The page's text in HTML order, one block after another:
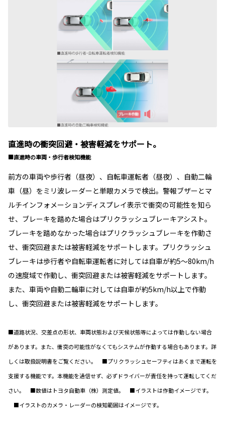
直進時の衝突回避・被害軽減をサポート。
■直進時の車両・歩行者検知機能
前方の車両や歩行者（昼夜）、自転車運転者（昼夜）、自動二輪
車（昼）をミリ波レーダーと単眼カメラで検出。警報ブザーとマ
ルチインフォメーションディスプレイ表示で衝突の可能性を知ら
せ、ブレーキを踏めた場合はプリクラッシュブレーキアシスト。
ブレーキを踏めなかった場合はプリクラッシュブレーキを作動さ
せ、衝突回避または被害軽減をサポートします。プリクラッシュ
ブレーキは歩行者や自転車運転者に対しては自車が約5〜80km/h
の速度域で作動し、衝突回避または被害軽減をサポートします。
また、車両や自動二輪車に対しては自車が約5km/h以上で作動
し、衝突回避または被害軽減をサポートします。
■道路状況、交差点の形状、車両状態および天候状態等によっては作動しない場合
があります。また、衝突の可能性がなくてもシステムが作動する場合もあります。詳
しくは取扱説明書をご覧ください。 ■プリクラッシュセーフティはあくまで運転を
支援する機能です。本機能を過信せず、必ずドライバーが責任を持って運転してくだ
さい。 ■数値はトヨタ自動車（株）測定値。 ■イラストは作動イメージです。
■イラストのカメラ・レーダーの検知範囲はイメージです。